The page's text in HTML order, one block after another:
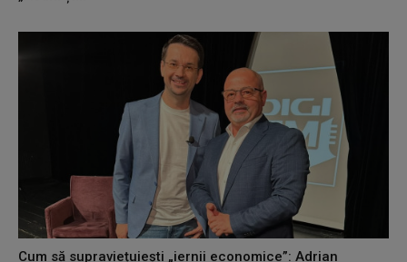
Cum să supraviețuiești „iernii economice”: Adrian